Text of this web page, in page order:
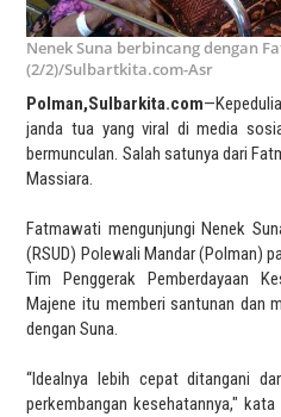
Nenek Suna berbincang dengan
(2/2)/Sulbartkita.com-Asr
Polman,Sulbarkita.com
janda tua yang viral di media
bermunculan. Salah satunya dari
Massiara.
Fatmawati mengunjungi Nenek
(RSUD) Polewali Mandar (Polman)
Tim Penggerak Pemberdayaan
Majene itu memberi santunan dan
dengan Suna.
“Idealnya lebih cepat ditangani
perkembangan kesehatannya,"